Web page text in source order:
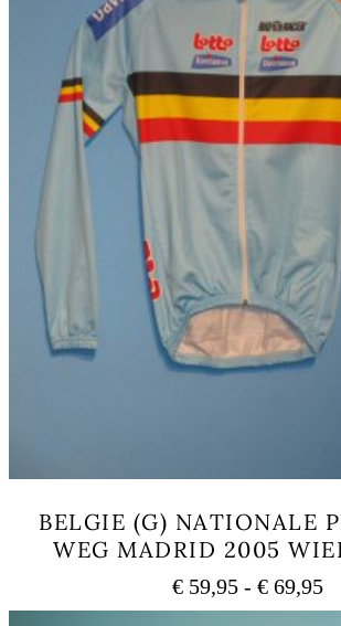
BELGIE (G) NATIONALE
WEG MADRID 2005
€59,95 - €69,95
€